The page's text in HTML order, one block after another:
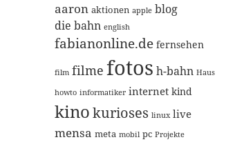
aaron aktionen apple blog
die bahn english
fabianonline.de fernsehen
film filme fotos h-bahn Haus
howto informatiker internet kind
kinokurioses linux live
mensa meta mobil pc Projekte